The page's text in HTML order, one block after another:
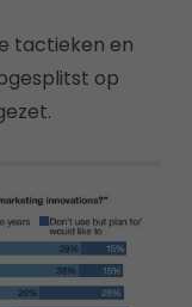
tactieken en
op